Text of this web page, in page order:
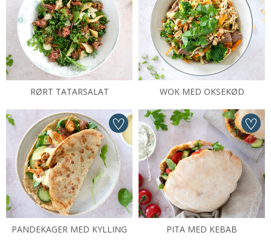
RØRT TATARSALAT WOK MED OKSEKØD
PANDEKAGER MED KYLLING PITA MED KEBAB